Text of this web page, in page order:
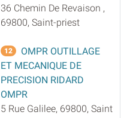
36 Chemin De Revaison ,
69800, Saint-priest
12
OMPR OUTILLAGE
ET MECANIQUE DE
PRECISION RIDARD
OMPR
5 Rue Galilee, 69800, Saint